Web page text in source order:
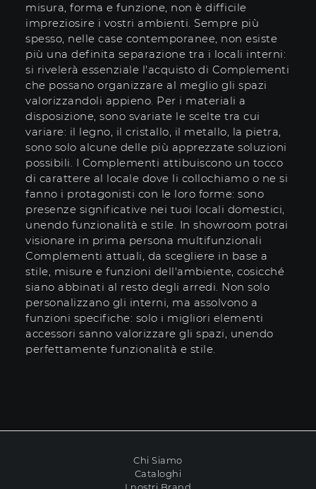
misura, forma e funzione, non è difficile
impreziosire i vostri ambienti. Sempre più
spesso, nelle case contemporanee, non esiste
più una definita separazione tra i locali interni:
si rivelerà essenziale l'acquisto di Complementi
che possano organizzare al meglio gli spazi
valorizzandoli appieno. Per i materiali a
disposizione, sono svariate le scelte tra cui
variare: il legno, il cristallo, il metallo, la pietra,
sono solo alcune delle più apprezzate soluzioni
possibili. I Complementi attibuiscono un tocco
di carattere al locale dove li collochiamo o ne si
fanno i protagonisti con le loro forme: sono
presenze significative nei tuoi locali domestici,
unendo funzionalità e stile. In showroom potrai
visionare in prima persona multifunzionali
Complementi attuali, da scegliere in base a
stile, misure e funzioni dell'ambiente, cosicché
siano abbinati al resto degli arredi. Non solo
personalizzano gli interni, ma assolvono a
funzioni specifiche: solo i migliori elementi
accessori sanno valorizzare gli spazi, unendo
perfettamente funzionalità e stile.
Chi Siamo
Cataloghi